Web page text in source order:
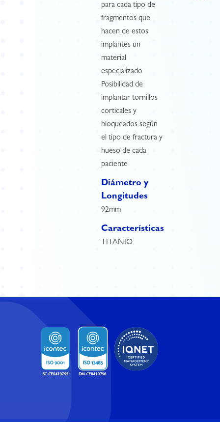
para cada tipo de
fragmentos que
hacen de estos
implantes un
material
especializado
Posibilidad de
implantar tornillos
corticales y
bloqueados según
el tipo de fractura y
hueso de cada
paciente
Diámetro y
Longitudes
92mm
Características
TITANIO